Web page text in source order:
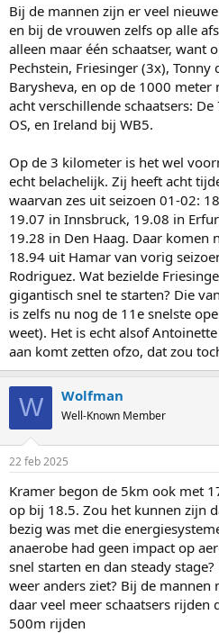
Bij de mannen zijn er veel
en bij de vrouwen zelfs op alle
alleen maar één schaatser, want
Pechstein, Friesinger (3x), Tonny
Barysheva, en op de 1000
acht verschillende schaatsers:
OS, en Ireland bij WB5.
Op de 3 kilometer is het wel
echt belachelijk. Zij heeft acht
waarvan zes uit seizoen 01-02:
19.07 in Innsbruck, 19.08 in
19.28 in Den Haag. Daar komen
18.94 uit Hamar van vorig
Rodriguez. Wat bezielde
gigantisch snel te starten? Die
is zelfs nu nog de 11e snelste
weet). Het is echt alsof
aan komt zetten ofzo, dat zou
W Wolfman
Well-Known Member
22 feb 2025
Kramer begon de 5km ook met
op bij 18.5. Zou het kunnen zijn
bezig was met die
anaerobe had geen impact op
snel starten en dan steady
weer anders ziet? Bij de mannen
daar veel meer schaatsers rijden
500m rijden